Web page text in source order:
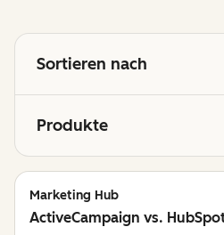
Sortieren nach
Produkte
Marketing Hub
ActiveCampaign vs.